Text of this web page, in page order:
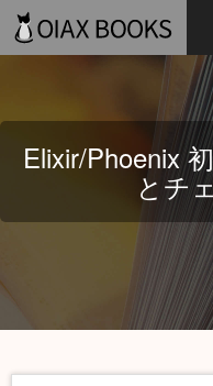
Elixir/Phoenix
とチ